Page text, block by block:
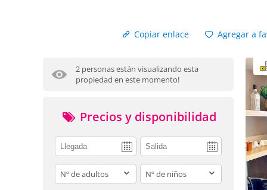
Copiar enlace
Agregar a
2 personas están visualizando esta
propiedad en este momento!
Precios y disponibilidad
adults children